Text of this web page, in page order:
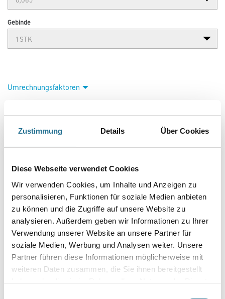
Zustimmung Details Über Cookies
Diese Webseite verwendet Cookies
Wir verwenden Cookies, um Inhalte und Anzeigen zu
personalisieren, Funktionen für soziale Medien anbieten
zu können und die Zugriffe auf unsere Website zu
analysieren. Außerdem geben wir Informationen zu Ihrer
Verwendung unserer Website an unsere Partner für
soziale Medien, Werbung und Analysen weiter. Unsere
Partner führen diese Informationen möglicherweise mit
weiteren Daten zusammen, die Sie ihnen bereitgestellt
haben oder die sie im Rahmen Ihrer Nutzung der Dienste
Gebinde
Umrechnungsfaktoren
VIELLEICHT GEFÄLLT IHNEN AUCH...